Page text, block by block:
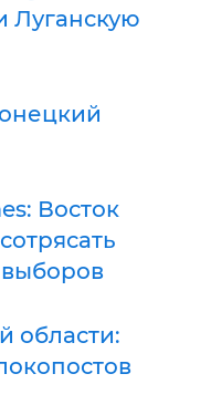
Луганскую
Восток
области: